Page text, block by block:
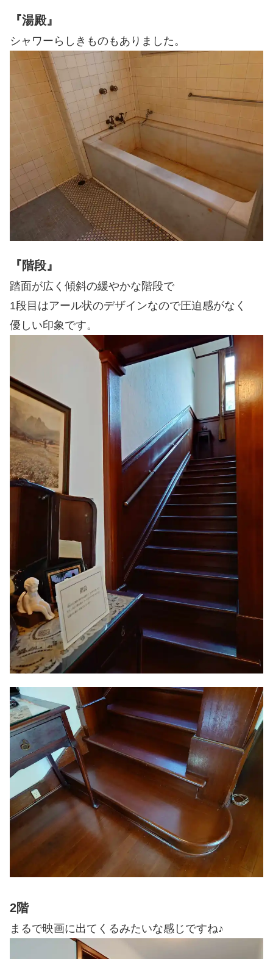
『湯殿』
シャワーらしきものもありました。
『階段』
踏面が広く傾斜の緩やかな階段で
1段目はアール状のデザインなので圧迫感がなく
優しい印象です。
2階
まるで映画に出てくるみたいな感じですね♪